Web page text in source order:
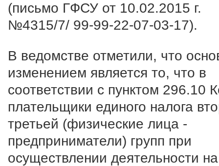
(письмо ГФСУ от 10.02.2015 г.
№4315/7/ 99-99-22-07-03-17).
В ведомстве отметили, что
изменением является то, что в
соответствии с пунктом 296.10
плательщики единого налога
третьей (физические лица -
предприниматели) групп при
осуществлении деятельности на